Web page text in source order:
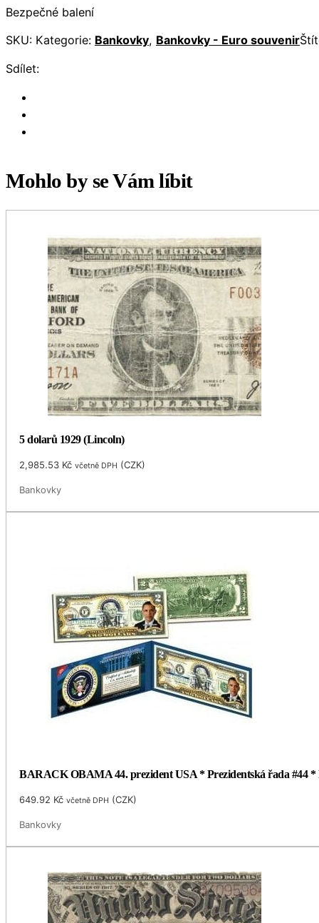
Bezpečné balení
SKU: Kategorie: Bankovky, Bankovky - Euro souvenir
Sdílet:
Mohlo by se Vám líbit
5 dolarů 1929 (Lincoln)
2,985.53 Kč včetně DPH (CZK)
Bankovky
BARACK OBAMA 44. prezident USA * Prezidentská řada #44 *
649.92 Kč včetně DPH (CZK)
Bankovky